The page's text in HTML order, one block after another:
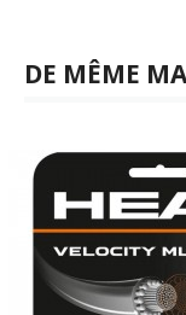
DE MÊME